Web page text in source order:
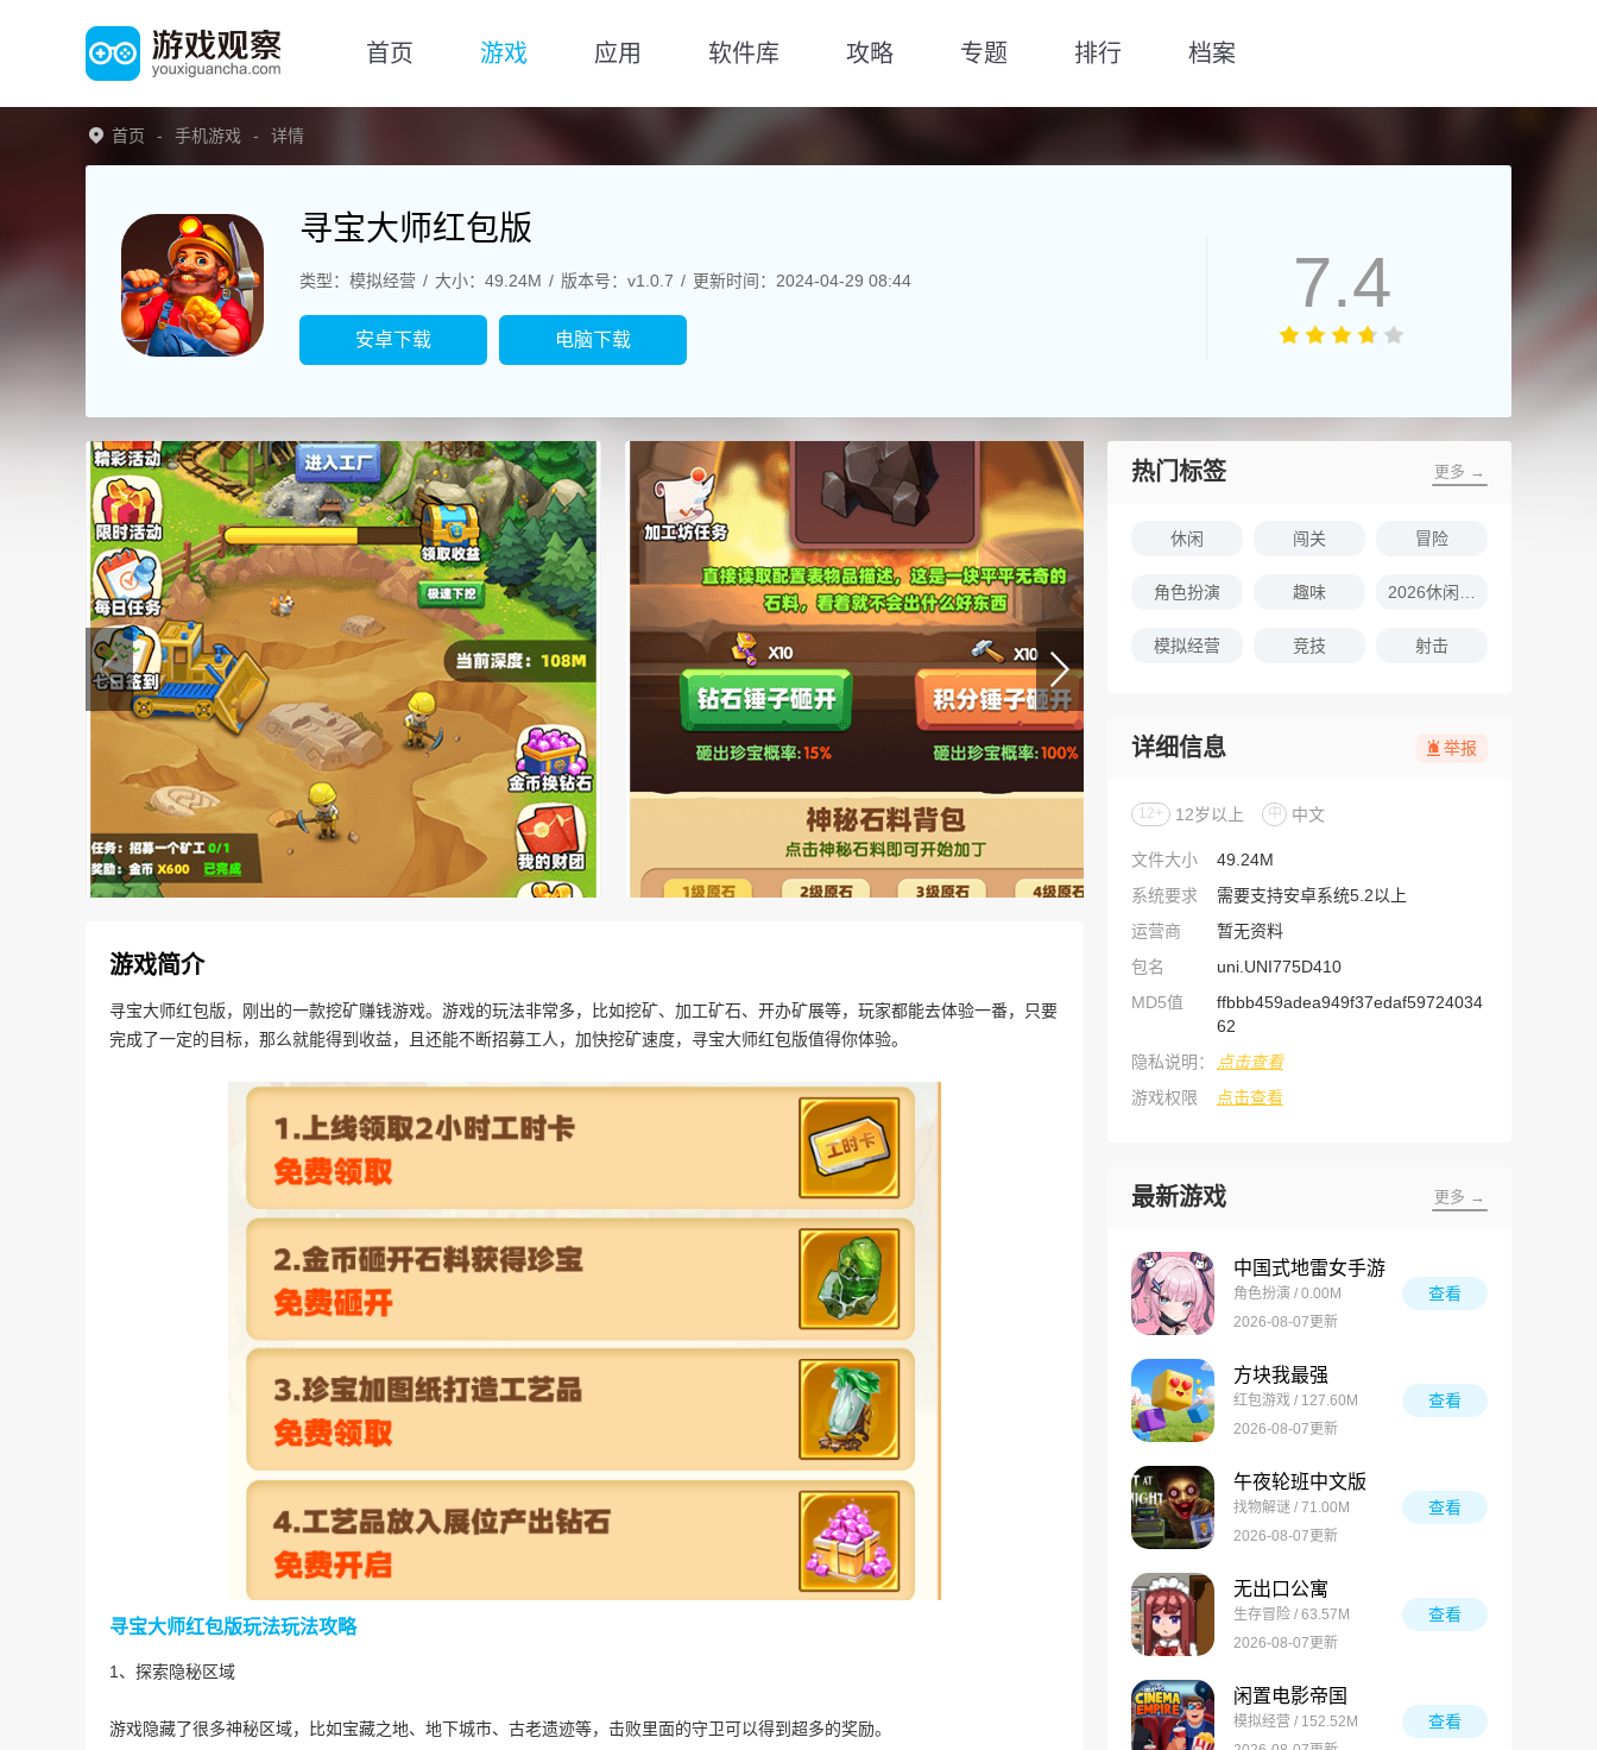
首页 游戏 应用 软件库 攻略 专题 排行 档案
首页 手机游戏 详情
寻宝大师红包版
类型：模拟经营 大小：49.24M 版本号：v1.0.7 更新时间：2024-04-29 08:44
安卓下载 电脑下载
7.4
游戏简介
寻宝大师红包版，刚出的一款挖矿赚钱游戏。游戏的玩法非常多，比如挖矿、加工矿石、开办矿展等，玩家都能去体验一番，只要
完成了一定的目标，那么就能得到收益，且还能不断招募工人，加快挖矿速度，寻宝大师红包版值得你体验。
寻宝大师红包版玩法玩法攻略
1、探索隐秘区域
游戏隐藏了很多神秘区域，比如宝藏之地、地下城市、古老遗迹等，击败里面的守卫可以得到超多的奖励。
热门标签 更多 →
休闲 闯关 冒险
角色扮演 趣味
模拟经营 竞技 射击
详细信息 举报
12+ 12岁以上 中 中文
文件大小
49.24M
系统要求
需要支持安卓系统5.2以上
运营商
暂无资料
包名
uni.UNI775D410
MD5值
ffbbb459adea949f37edaf59724034
62
隐私说明：
点击查看
游戏权限
点击查看
最新游戏 更多 →
中国式地雷女手游
角色扮演 / 0.00M
2026-08-07更新
查看
方块我最强
红包游戏 / 127.60M
2026-08-07更新
查看
午夜轮班中文版
找物解谜 / 71.00M
2026-08-07更新
查看
无出口公寓
生存冒险 / 63.57M
2026-08-07更新
查看
闲置电影帝国
模拟经营 / 152.52M
查看